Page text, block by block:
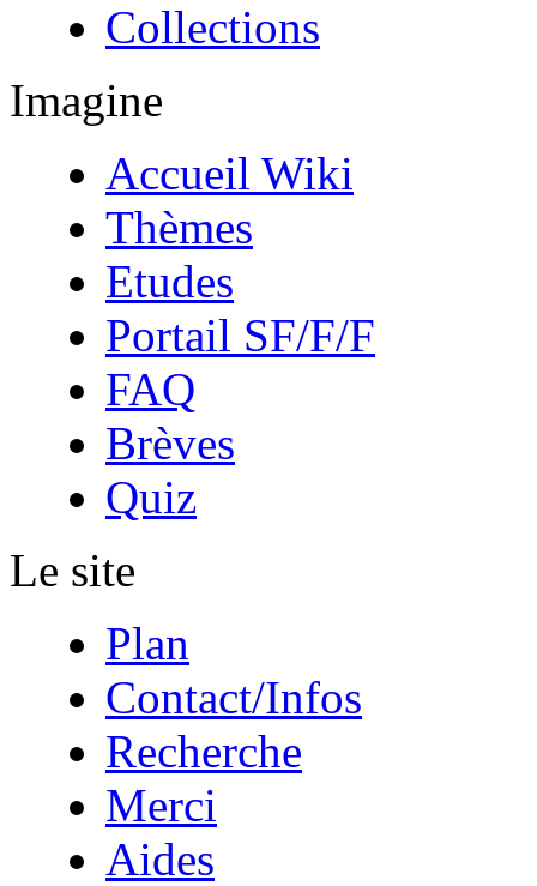
Collections
Imagine
Accueil Wiki
Thèmes
Etudes
Portail SF/F/F
FAQ
Brèves
Quiz
Le site
Plan
Contact/Infos
Recherche
Merci
Aides